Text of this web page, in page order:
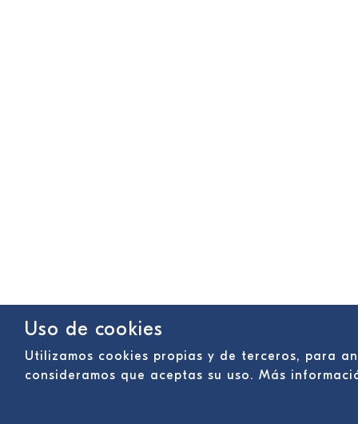
Uso de cookies
Utilizamos cookies propias y de terceros, para
consideramos que aceptas su uso. Más